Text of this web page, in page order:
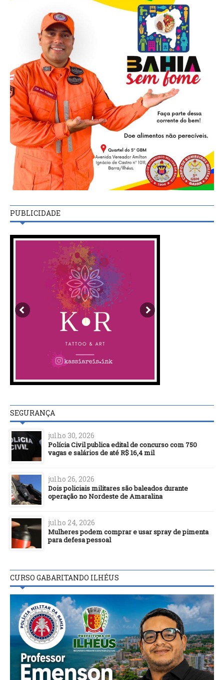
PUBLICIDADE
SEGURANÇA
julho 30, 2026
Polícia Civil publica edital de concurso com 750
vagas e salários de até R$ 16,4 mil
julho 26, 2026
Dois policiais militares são baleados durante
operação no Nordeste de Amaralina
julho 24, 2026
Mulheres podem comprar e usar spray de pimenta
para defesa pessoal
CURSO GABARITANDO ILHÉUS